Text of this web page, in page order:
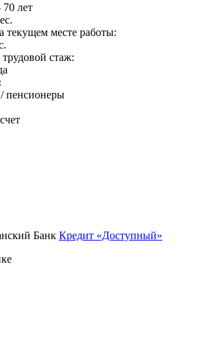
70 лет
текущем месте работы:
стаж:
пенсионеры
Банк Кредит «Доступный»